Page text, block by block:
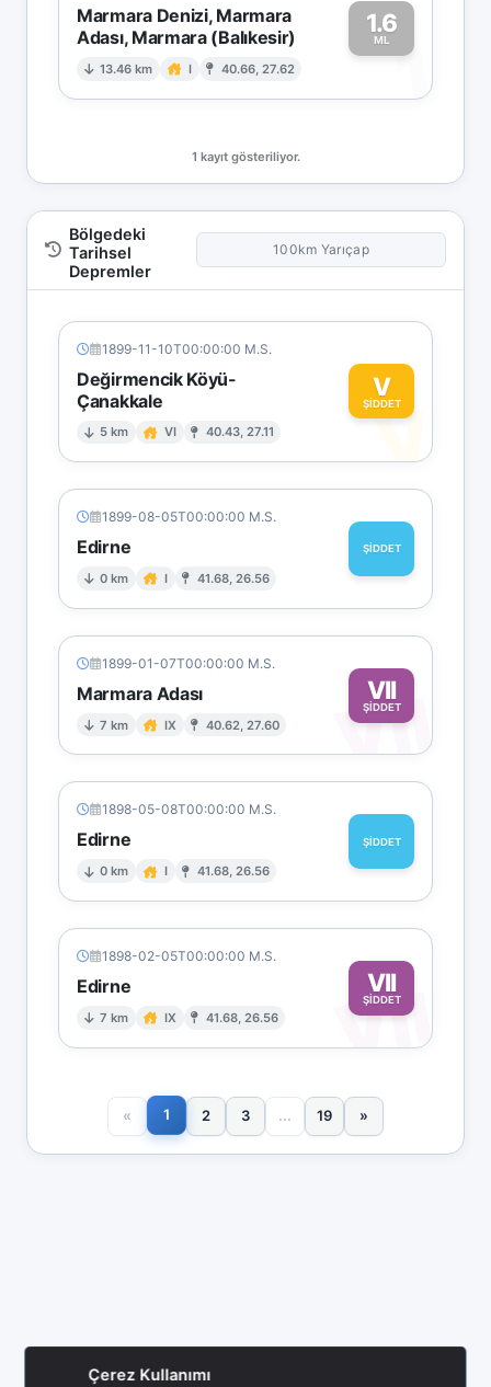
Marmara Denizi, Marmara
Adası, Marmara (Balıkesir)
13.46 km I 40.66, 27.62
1.6
ML1
1 kayıt gösteriliyor.
Bölgedeki
Tarihsel
Depremler
100km Yarıçap
1899-11-10T00:00:00 M.S.
Değirmencik Köyü-
Çanakkale
5 km VI 40.43, 27.11
V
ŞİDDET
V
1899-08-05T00:00:00 M.S.
Edirne
0 km I 41.68, 26.56
ŞİDDET
1899-01-07T00:00:00 M.S.
Marmara Adası
7 km IX 40.62, 27.60
VII
ŞİDDET
VII
1898-05-08T00:00:00 M.S.
Edirne
0 km I 41.68, 26.56
ŞİDDET
1898-02-05T00:00:00 M.S.
Edirne
7 km IX 41.68, 26.56
VII
ŞİDDET
VII
« 1 2 3 ... 19 »
Çerez Kullanımı